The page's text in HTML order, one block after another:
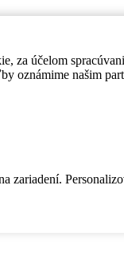
za účelom
oznámime našim